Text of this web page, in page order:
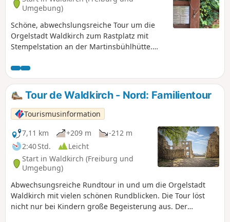
Umgebung)
Schöne, abwechslungsreiche Tour um die
Orgelstadt Waldkirch zum Rastplatz mit
Stempelstation an der Martinsbühlhütte.
Tour de Waldkirch - Nord: Familientour
Tourismusinformation
7,11 km
+209 m
-212 m
2:40 Std.
Leicht
Start in Waldkirch (Freiburg und
Umgebung)
Abwechsungsreiche Rundtour in und um die Orgelstadt
Waldkirch mit vielen schönen Rundblicken. Die Tour löst
nicht nur bei Kindern große Begeisterung aus. Der